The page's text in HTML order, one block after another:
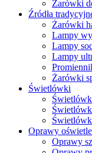
Żarówki
Źródła
Żarówki
Lampy
Lampy
Lampy
Żarówki
Świetlówki
Oprawy
Oprawy